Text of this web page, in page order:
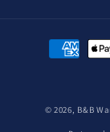
© 2026, B&B